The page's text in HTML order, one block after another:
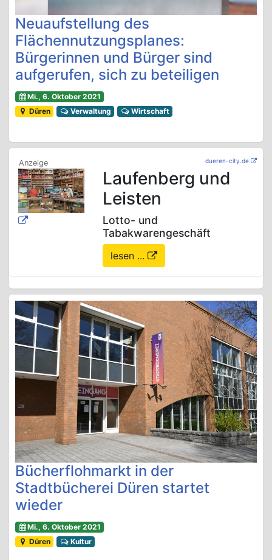
Neuaufstellung des
Flächennutzungsplanes:
Bürgerinnen und Bürger sind
aufgerufen, sich zu beteiligen
Mi., 6. Oktober 2021
Düren
Verwaltung Wirtschaft
dueren-city.de
Laufenberg und
Leisten
Lotto- und
Tabakwarengeschäft
lesen ...
Bücherflohmarkt in der
Stadtbücherei Düren startet
wieder
Mi., 6. Oktober 2021
Düren
Kultur